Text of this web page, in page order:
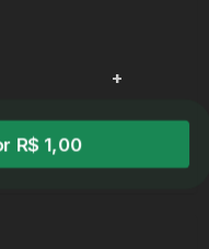
+
R$ 1,00